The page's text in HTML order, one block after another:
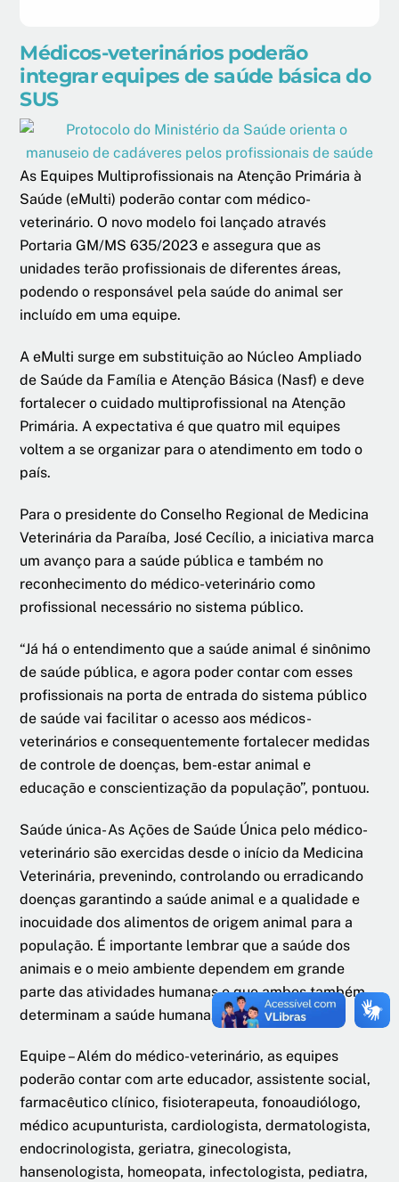
Médicos-veterinários poderão
integrar equipes de saúde básica do
SUS
As Equipes Multiprofissionais na Atenção Primária à
Saúde (eMulti) poderão contar com médico-
veterinário. O novo modelo foi lançado através
Portaria GM/MS 635/2023 e assegura que as
unidades terão profissionais de diferentes áreas,
podendo o responsável pela saúde do animal ser
incluído em uma equipe.
A eMulti surge em substituição ao Núcleo Ampliado
de Saúde da Família e Atenção Básica (Nasf) e deve
fortalecer o cuidado multiprofissional na Atenção
Primária. A expectativa é que quatro mil equipes
voltem a se organizar para o atendimento em todo o
país.
Para o presidente do Conselho Regional de Medicina
Veterinária da Paraíba, José Cecílio, a iniciativa marca
um avanço para a saúde pública e também no
reconhecimento do médico-veterinário como
profissional necessário no sistema público.
“Já há o entendimento que a saúde animal é sinônimo
de saúde pública, e agora poder contar com esses
profissionais na porta de entrada do sistema público
de saúde vai facilitar o acesso aos médicos-
veterinários e consequentemente fortalecer medidas
de controle de doenças, bem-estar animal e
educação e conscientização da população”, pontuou.
Saúde única- As Ações de Saúde Única pelo médico-
veterinário são exercidas desde o início da Medicina
Veterinária, prevenindo, controlando ou erradicando
doenças garantindo a saúde animal e a qualidade e
inocuidade dos alimentos de origem animal para a
população. É importante lembrar que a saúde dos
animais e o meio ambiente dependem em grande
parte das atividades humanas e que ambos também
determinam a saúde humana.
Equipe – Além do médico-veterinário, as equipes
poderão contar com arte educador, assistente social,
farmacêutico clínico, fisioterapeuta, fonoaudiólogo,
médico acupunturista, cardiologista, dermatologista,
endocrinologista, geriatra, ginecologista,
hansenologista, homeopata, infectologista, pediatra,